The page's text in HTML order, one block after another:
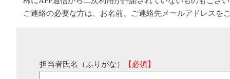
ご連絡の必要な方は、お名前、ご連絡先メールアドレスを
担当者氏名（ふりがな） 【必須】